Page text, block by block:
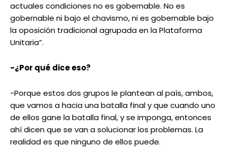
actuales condiciones no es gobernable. No es
gobernable ni bajo el chavismo, ni es gobernable bajo
la oposición tradicional agrupada en la Plataforma
Unitaria”.
-¿Por qué dice eso?
-Porque estos dos grupos le plantean al país, ambos,
que vamos a hacia una batalla final y que cuando uno
de ellos gane la batalla final, y se imponga, entonces
ahí dicen que se van a solucionar los problemas. La
realidad es que ninguno de ellos puede.